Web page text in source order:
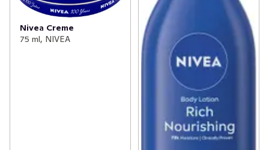
Nivea Creme
75 ml, NIVEA